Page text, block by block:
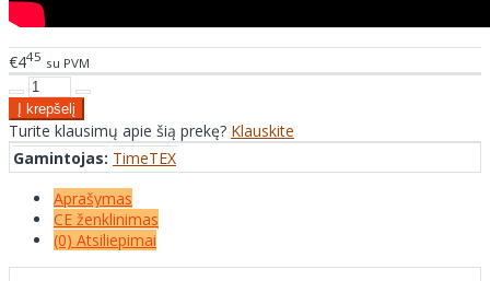
€445 su PVM
Turite klausimų apie šią prekę? Klauskite
Gamintojas: TimeTEX
Aprašymas
CE ženklinimas
(0) Atsiliepimai